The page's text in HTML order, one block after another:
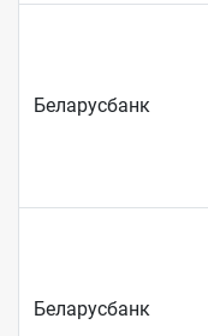
Беларусбанк
Беларусбанк